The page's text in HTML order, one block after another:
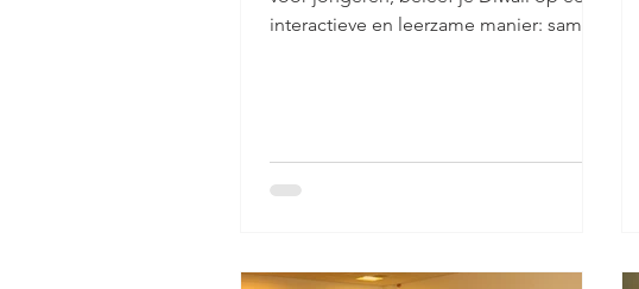
interactieve en leerzame manier: samen
jongeren met elkaar verbindt.